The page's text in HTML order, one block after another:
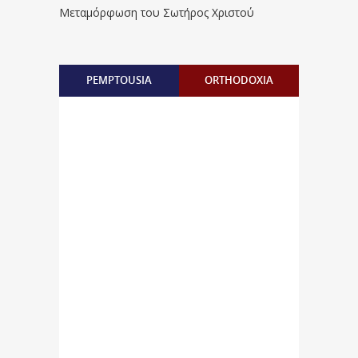
Μεταμόρφωση του Σωτήρος Χριστού
PEMPTOUSIA ORTHODOXIA